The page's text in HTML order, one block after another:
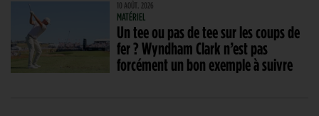
10 AOÛT. 2026
MATÉRIEL
Un tee ou pas de tee sur les coups de
fer ? Wyndham Clark n’est pas
forcément un bon exemple à suivre